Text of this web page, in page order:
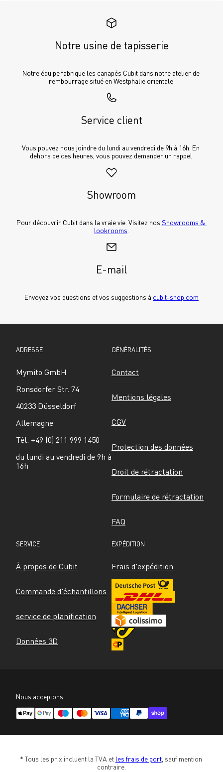
Notre usine de tapisserie
Notre équipe fabrique les canapés Cubit dans notre atelier de
rembourrage situé en Westphalie orientale.
Service client
Vous pouvez nous joindre du lundi au vendredi de 9h à 16h. En
dehors de ces heures, vous pouvez demander un rappel.
Showroom
Pour découvrir Cubit dans la vraie vie. Visitez nos Showrooms &
lookrooms
E-mail
Envoyez vos questions et vos suggestions à cubit-shop.com
ADRESSE
Mymito GmbH
Ronsdorfer Str. 74
40233 Düsseldorf
Allemagne
Tél. +49 (0) 211 999 1450
du lundi au vendredi de 9h à
16h
GÉNÉRALITÉS
Contact
Mentions légales
CGV
Protection des données
Droit de rétractation
Formulaire de rétractation
FAQ
SERVICE
À propos de Cubit
Commande d'échantillons
service de planification
Données 3D
EXPÉDITION
Frais d'expédition
Nous acceptons
* Tous les prix incluent la TVA et les frais de port, sauf mention
contraire.